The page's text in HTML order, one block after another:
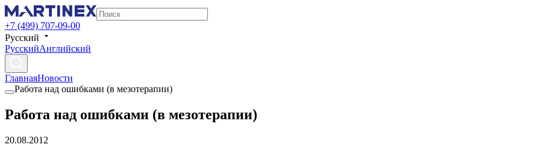
+7 (499) 707-09-00
Русский
РусскийАнглийский
ГлавнаяНовости
Работа над ошибками (в мезотерапии)
Работа над ошибками (в мезотерапии)
20.08.2012